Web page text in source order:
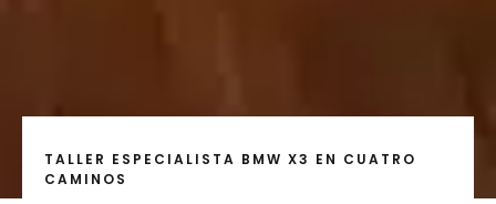
TALLER ESPECIALISTA BMW X3 EN CUATRO
CAMINOS